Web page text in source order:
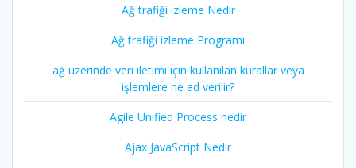
Ağ trafiği izleme Nedir
Ağ trafiği izleme Programı
ağ üzerinde veri iletimi için kullanılan kurallar veya
işlemlere ne ad verilir?
Agile Unified Process nedir
Ajax JavaScript Nedir